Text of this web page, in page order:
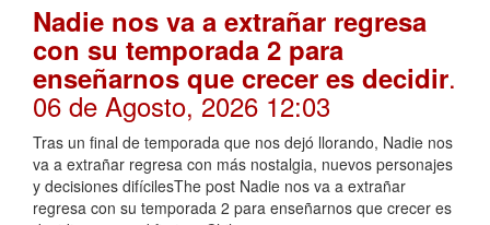
Nadie nos va a extrañar regresa
con su temporada 2 para
enseñarnos que crecer es decidir.
06 de Agosto, 2026 12:03
Tras un final de temporada que nos dejó llorando, Nadie nos
va a extrañar regresa con más nostalgia, nuevos personajes
y decisiones difícilesThe post Nadie nos va a extrañar
regresa con su temporada 2 para enseñarnos que crecer es